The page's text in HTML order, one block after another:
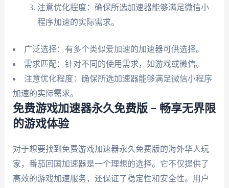
注意优化程度：确保所选加速器能够满足微信小
程序加速的实际需求。
广泛选择：有多个类似爱加速的加速器可供选择。
需求匹配：针对不同的使用需求，如游戏或微信。
注意优化程度：确保所选加速器能够满足微信小程序
加速的实际需求。
免费游戏加速器永久免费版 – 畅享无界限
的游戏体验
对于想要找到免费游戏加速器永久免费版的海外华人玩
家，番茄回国加速器是一个理想的选择。它不仅提供了
高效的游戏加速服务，还保证了稳定性和安全性。用户